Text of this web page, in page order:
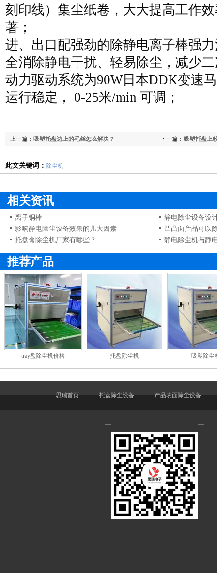
刻印线）集尘纸卷，大大提高工作
著；
进、出口配强劲的除静电离子棒强
全消除静电干扰、轻易除尘，减少
动力驱动系统为90W日本DDK变速
运行稳定， 0-25米/min 可调；
下一篇： 吸塑托盘上
上一篇： 吸塑托盘边上的毛丝怎么解决？
此文关键词： 除尘机
相关资讯
离子铜棒
静电除尘设备设
影响静电除尘设备效果的几大因素
凹凸面产品可以
托盘盒除尘机厂家有哪些？
静电除尘机与静
推荐产品
tray盘除尘机价格 托盘除尘机 吸塑除尘
思瑞首页 托盘除尘设备 产品表面除尘设备